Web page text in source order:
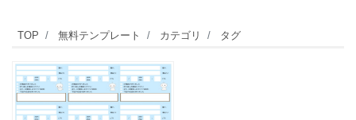
TOP 無料テンプレート カテゴリ タグ